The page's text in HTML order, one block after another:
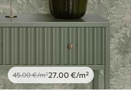
45.00€/m²27.00 €/m²